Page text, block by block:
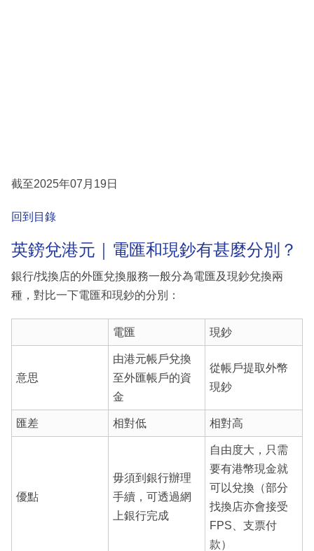
截至2025年07月19日
回到目錄
英鎊兌港元｜電匯和現鈔有甚麼分別？
銀行/找換店的外匯兌換服務一般分為電匯及現鈔兌換兩
種，對比一下電匯和現鈔的分別：
電匯 現鈔
意思
由港元帳戶兌換
至外匯帳戶的資
金
從帳戶提取外幣
現鈔
匯差 相對低 相對高
優點
毋須到銀行辦理
手續，可透過網
上銀行完成
自由度大，只需
要有港幣現金就
可以兌換（部分
找換店亦會接受
FPS、支票付
款）